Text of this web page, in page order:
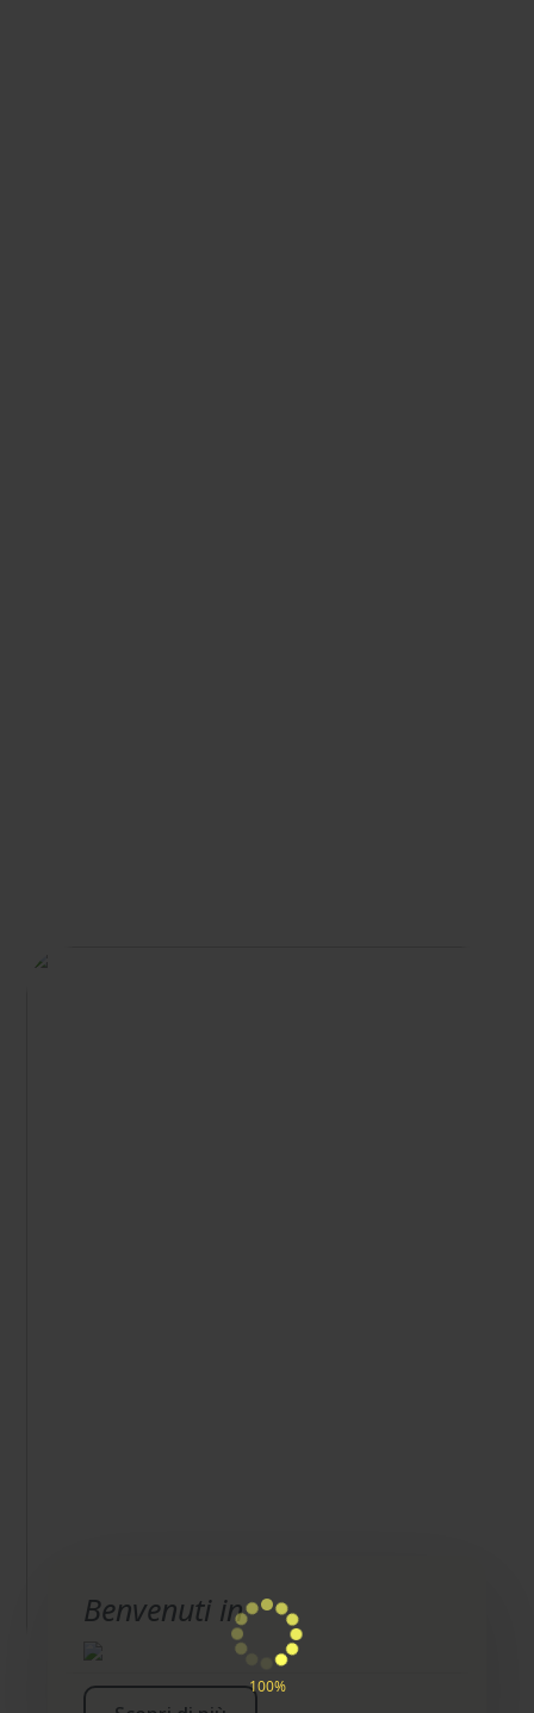
100%
Benvenuti in